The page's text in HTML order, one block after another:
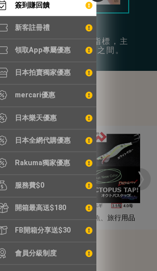
簽到賺回饋
新客註冊禮
領取App專屬優惠
日本拍賣獨家優惠
mercari優惠
日本樂天優惠
日本全網代購優惠
Rakuma獨家優惠
服務費$0
開箱最高送$180
FB開箱分享送$30
會員分級制度
Vivi
年輕女性的流行指標，主
打可愛和成熟風之間。
戶外、釣魚、旅行用品